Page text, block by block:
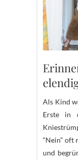
Als Kind
Erste in
“Nein” oft
und